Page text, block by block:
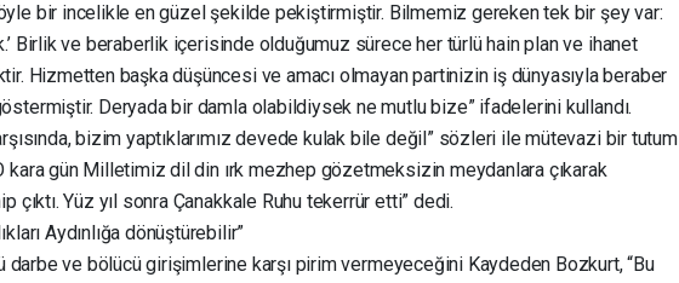
bir incelikle en güzel şekilde pekiştirmiştir. Bilmemiz gereken tek bir şey var:
Birlik ve beraberlik içerisinde olduğumuz sürece her türlü hain plan ve ihanet
Hizmetten başka düşüncesi ve amacı olmayan partinizin iş dünyasıyla beraber
Deryada bir damla olabildiysek ne mutlu bize” ifadelerini kullandı.
bizim yaptıklarımız devede kulak bile değil” sözleri ile mütevazi bir tutum
kara gün Milletimiz dil din ırk mezhep gözetmeksizin meydanlara çıkarak
çıktı. Yüz yıl sonra Çanakkale Ruhu tekerrür etti” dedi.
Aydınlığa dönüştürebilir”
darbe ve bölücü girişimlerine karşı pirim vermeyeceğini Kaydeden Bozkurt, “Bu